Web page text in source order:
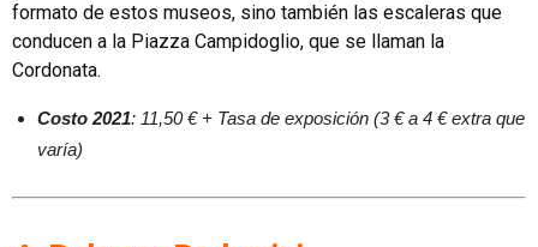
formato de estos museos, sino también las escaleras que
conducen a la Piazza Campidoglio, que se llaman la
Cordonata.
Costo 2021: 11,50 € + Tasa de exposición (3 € a 4 € extra que
varía)